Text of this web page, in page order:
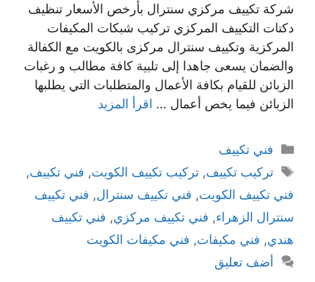
شركة تكييف مركزي سنترال بأرخص الأسعار تنظيف
دكتات التكييف المركزي تركيب شبكات المكيفات
المركزية وتكييف سنترال مركزى بالكويت مع الكفالة
والضمان يسعى جاهدا إلى تلبية كافة مطالب و رغبات
الزبائن للقيام بكافة الأعمال والمتطلبات التي يطلبها
الزبائن فيما يخص أعمال … اقرأ المزيد
التصنيفات
فني تكييف
الوسوم
تركيب تكييف, تركيب تكييف الكويت, فني تكييف,
فني تكييف الكويت, فني تكييف سنترال, فني تكييف
سنترال الزهراء, فني تكييف مركزي, فني تكييف
هندي, فني مكيفات, فني مكيفات الكويت
أضف تعليق